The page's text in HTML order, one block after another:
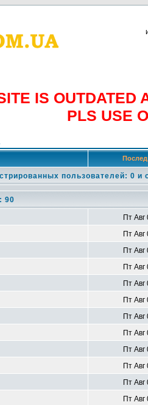
IS OUTDATED
PLS USE
пользователей: 0 и
90
Пт Авг
Пт Авг
Пт Авг
Пт Авг
Пт Авг
Пт Авг
Пт Авг
Пт Авг
Пт Авг
Пт Авг
Пт Авг
Пт Авг